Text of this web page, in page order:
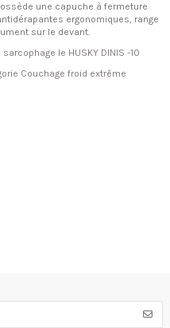
une capuche à fermeture
ergonomiques, range
sur le devant.
le HUSKY DINIS -10
Couchage froid extrême